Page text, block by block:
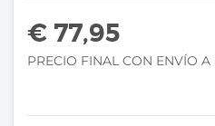
€ 77,95
PRECIO FINAL CON ENVÍO